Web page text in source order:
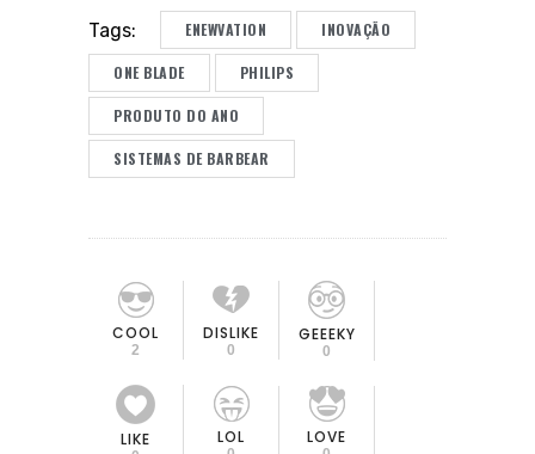
Tags: ENEWVATION INOVAÇÃO
ONE BLADE PHILIPS
PRODUTO DO ANO
SISTEMAS DE BARBEAR
COOL
2
DISLIKE
0
GEEEKY
0
LIKE LOL LOVE